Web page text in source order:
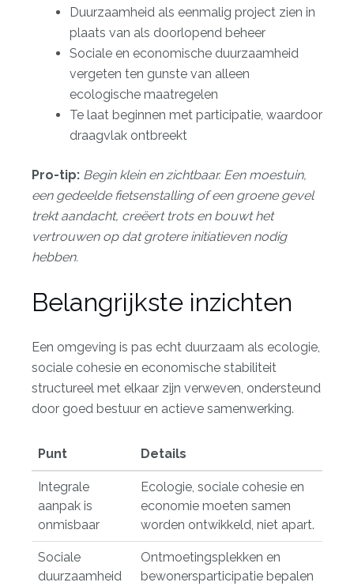
Duurzaamheid als eenmalig project zien in
plaats van als doorlopend beheer
Sociale en economische duurzaamheid
vergeten ten gunste van alleen
ecologische maatregelen
Te laat beginnen met participatie, waardoor
draagvlak ontbreekt
Pro-tip: Begin klein en zichtbaar. Een moestuin,
een gedeelde fietsenstalling of een groene gevel
trekt aandacht, creëert trots en bouwt het
vertrouwen op dat grotere initiatieven nodig
hebben.
Belangrijkste inzichten
Een omgeving is pas echt duurzaam als ecologie,
sociale cohesie en economische stabiliteit
structureel met elkaar zijn verweven, ondersteund
door goed bestuur en actieve samenwerking.
Punt Details
Integrale
aanpak is
onmisbaar
Ecologie, sociale cohesie en
economie moeten samen
worden ontwikkeld, niet apart.
Sociale
duurzaamheid
Ontmoetingsplekken en
bewonersparticipatie bepalen